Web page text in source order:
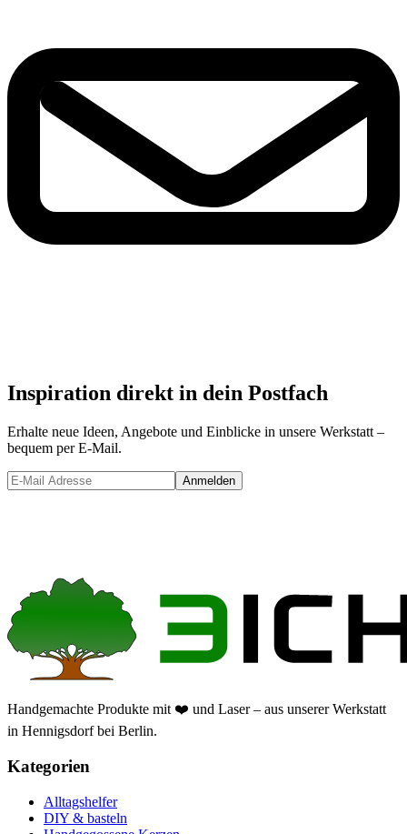
Inspiration direkt in dein Postfach
Erhalte neue Ideen, Angebote und Einblicke in unsere Werkstatt –
bequem per E-Mail.
Anmelden
Handgemachte Produkte mit ❤️ und Laser – aus unserer Werkstatt
in Hennigsdorf bei Berlin.
Kategorien
Alltagshelfer
DIY & basteln